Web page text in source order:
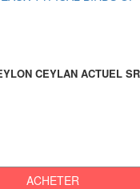
CEYLAN ACTUEL
ACHETER